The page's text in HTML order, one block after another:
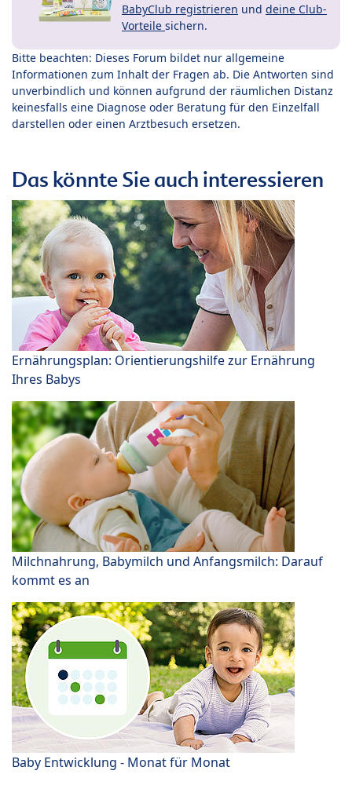
BabyClub registrieren und deine Club-
Vorteile sichern.
Bitte beachten: Dieses Forum bildet nur allgemeine
Informationen zum Inhalt der Fragen ab. Die Antworten sind
unverbindlich und können aufgrund der räumlichen Distanz
keinesfalls eine Diagnose oder Beratung für den Einzelfall
darstellen oder einen Arztbesuch ersetzen.
Das könnte Sie auch interessieren
Ernährungsplan: Orientierungshilfe zur Ernährung
Ihres Babys
Milchnahrung, Babymilch und Anfangsmilch: Darauf
kommt es an
Baby Entwicklung - Monat für Monat